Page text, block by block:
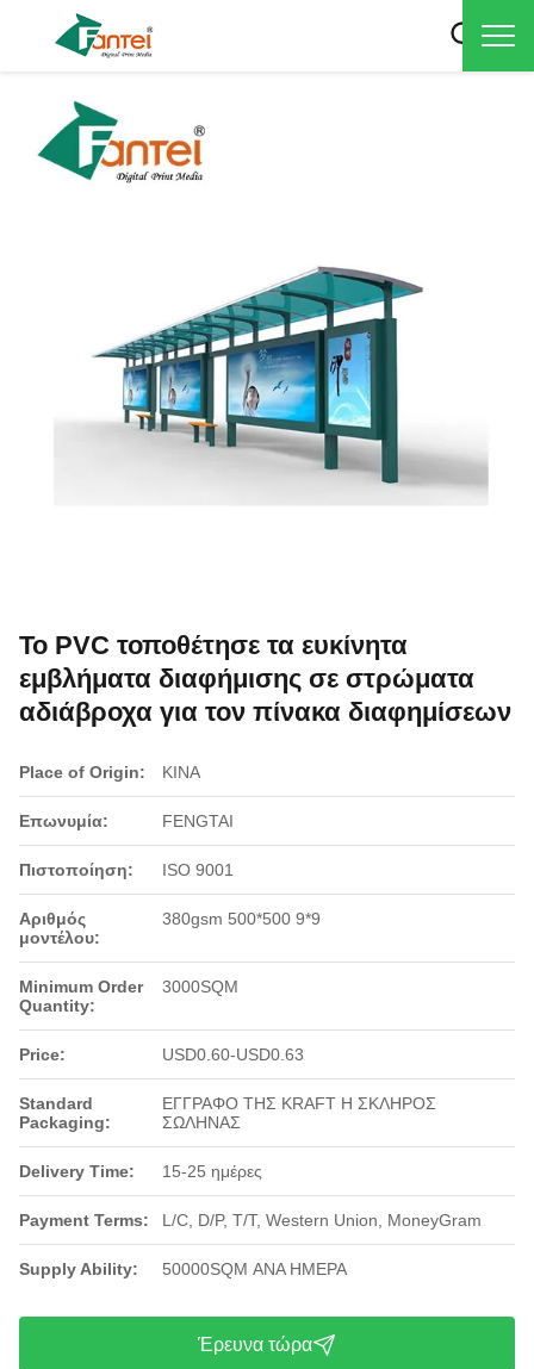
Το PVC τοποθέτησε τα ευκίνητα
εμβλήματα διαφήμισης σε στρώματα
αδιάβροχα για τον πίνακα διαφημίσεων
Place of Origin: ΚΙΝΑ
Επωνυμία: FENGTAI
Πιστοποίηση: ISO 9001
Αριθμός
μοντέλου:
380gsm 500*500 9*9
Minimum Order
Quantity:
3000SQM
Price: USD0.60-USD0.63
Standard
Packaging:
ΕΓΓΡΑΦΟ ΤΗΣ KRAFT Η ΣΚΛΗΡΟΣ
ΣΩΛΗΝΑΣ
Delivery Time: 15-25 ημέρες
Payment Terms: L/C, D/P, T/T, Western Union, MoneyGram
Supply Ability: 50000SQM ΑΝΑ ΗΜΕΡΑ
Έρευνα τώρα